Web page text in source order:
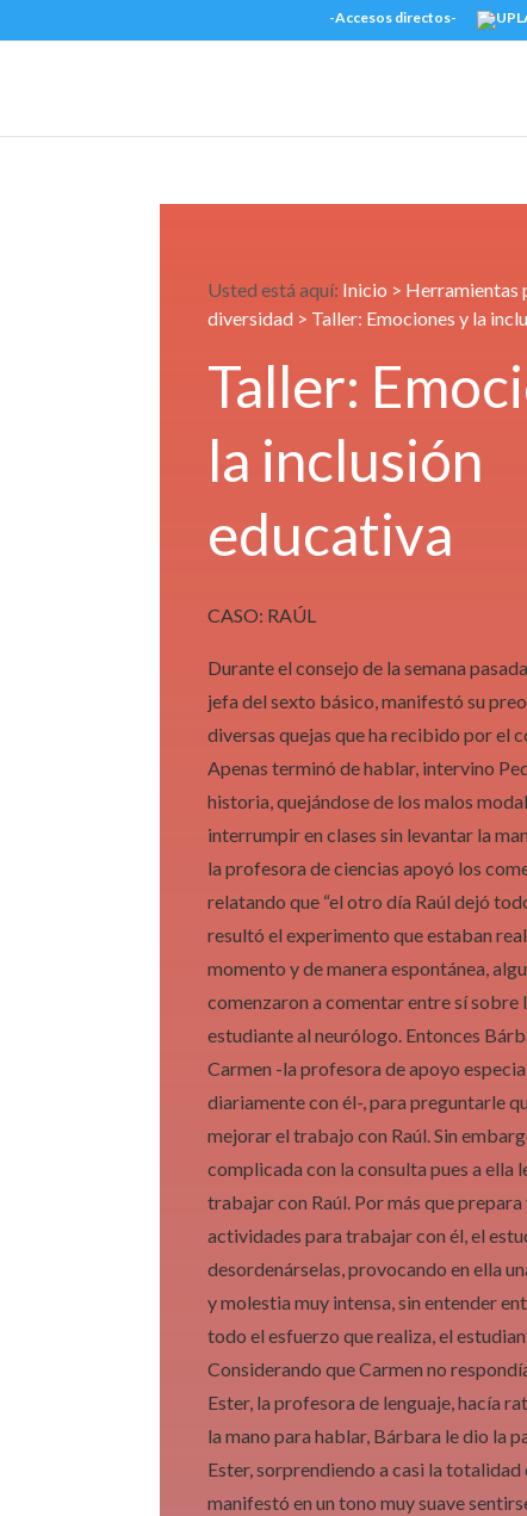
-Accesos directos-
Usted está aquí: Inicio > Herramientas
diversidad > Taller: Emociones y la
Taller:
la inclusión
educativa
CASO: RAÚL
Durante el consejo de la semana
jefa del sexto básico, manifestó su
diversas quejas que ha recibido por el
Apenas terminó de hablar, intervino
historia, quejándose de los malos
interrumpir en clases sin levantar la
la profesora de ciencias apoyó los
relatando que “el otro día Raúl dejó
resultó el experimento que estaban
momento y de manera espontánea,
comenzaron a comentar entre sí sobre
estudiante al neurólogo. Entonces
Carmen -la profesora de apoyo
diariamente con él-, para preguntarle
mejorar el trabajo con Raúl. Sin
complicada con la consulta pues a ella
trabajar con Raúl. Por más que
actividades para trabajar con él, el
desordenárselas, provocando en ella
y molestia muy intensa, sin entender
todo el esfuerzo que realiza, el
Considerando que Carmen no
Ester, la profesora de lenguaje, hacía
la mano para hablar, Bárbara le dio la
Ester, sorprendiendo a casi la totalidad
manifestó en un tono muy suave